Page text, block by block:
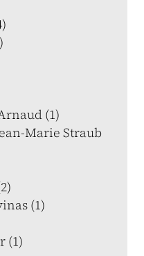
(1)
Marie Straub
(1)
(1)